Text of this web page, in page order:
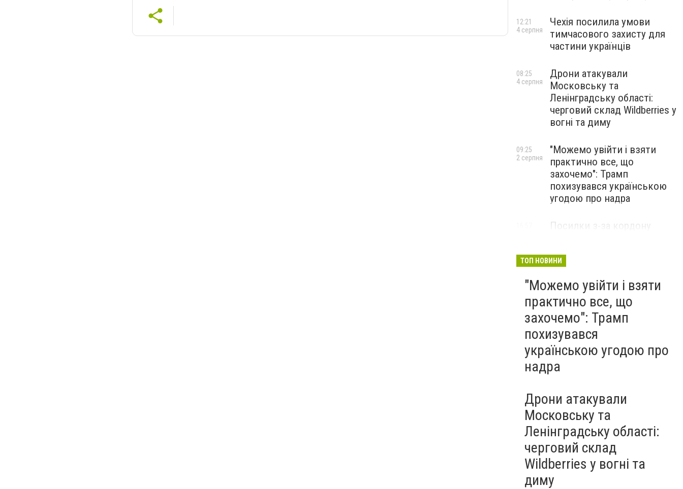
Чехія посилила умови
тимчасового захисту для
частини українців
12:21
4 серпня
Дрони атакували
Московську та
Ленінградську області:
черговий склад Wildberries у
вогні та диму
08:25
4 серпня
"Можемо увійти і взяти
практично все, що
захочемо": Трамп
похизувався українською
угодою про надра
09:25
2 серпня
Посилки з-за кордону
правила
ТОП НОВИНИ
"Можемо увійти і взяти
практично все, що
захочемо": Трамп
похизувався
українською угодою про
надра
Дрони атакували
Московську та
Ленінградську області:
черговий склад
Wildberries у вогні та
диму